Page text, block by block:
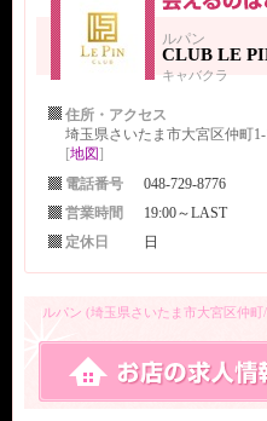
ルパン
CLUB LE
キャバクラ
住所・アクセス
埼玉県さいたま市大宮区仲町
[地図]
電話番号
048-729-8776
営業時間
19:00～LAST
定休日
日
ルパン (埼玉県さいたま市大宮区仲